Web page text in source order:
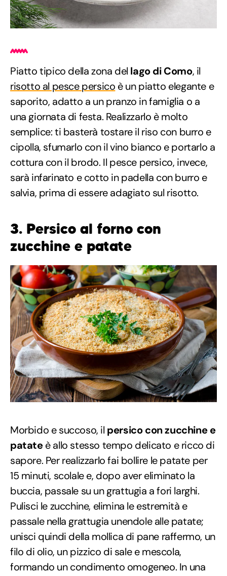
Piatto tipico della zona del lago di Como, il
risotto al pesce persico è un piatto elegante e
saporito, adatto a un pranzo in famiglia o a
una giornata di festa. Realizzarlo è molto
semplice: ti basterà tostare il riso con burro e
cipolla, sfumarlo con il vino bianco e portarlo a
cottura con il brodo. Il pesce persico, invece,
sarà infarinato e cotto in padella con burro e
salvia, prima di essere adagiato sul risotto.
3. Persico al forno con
zucchine e patate
Morbido e succoso, il persico con zucchine e
patateè allo stesso tempo delicato e ricco di
sapore. Per realizzarlo fai bollire le patate per
15 minuti, scolale e, dopo aver eliminato la
buccia, passale su un grattugia a fori larghi.
Pulisci le zucchine, elimina le estremità e
passale nella grattugia unendole alle patate;
unisci quindi della mollica di pane raffermo, un
filo di olio, un pizzico di sale e mescola,
formando un condimento omogeneo. In una